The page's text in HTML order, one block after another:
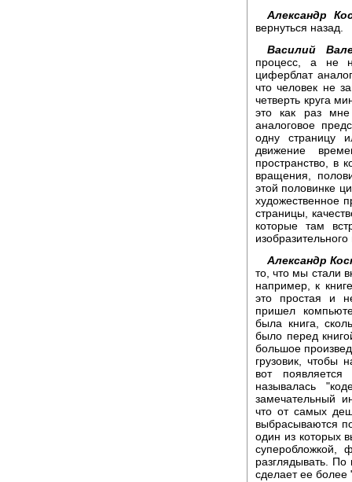
Александр
вернуться назад.
Василий
процесс, а не
циферблат
что человек не
четверть круга
это как раз
аналоговое
одну страницу
движение
пространство, в
вращения,
этой половинке
художественное
страницы,
которые там
изобразительного
Александр
то, что мы стали
например, к
это простая и
пришел
была книга,
было перед
большое
грузовик, чтобы
вот
называлась
замечательный
что от самых
выбрасываются
один из которых
суперобложкой,
разглядывать.
сделает ее